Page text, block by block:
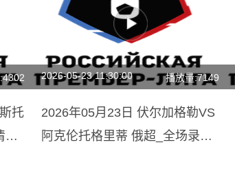
托
回
2026-05-23 11:30:00 播放量:7149
2026年05月23日 伏尔加格勒VS
阿克伦托格里蒂 俄超_全场录像